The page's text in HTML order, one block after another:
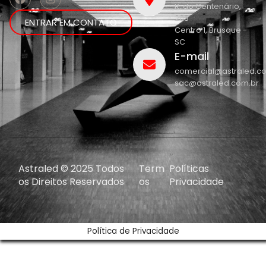
ENTRAR EM CONTATO
R. do Centenário,
208
Centro 1, Brusque -
SC
E-mail
sac@astraled.com.br
Astraled © 2025 Todos
os Direitos Reservados
Term
os
Políticas
Privacidade
Política de Privacidade